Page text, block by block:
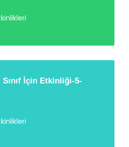
Sınıf İçin Etkinliği-5-